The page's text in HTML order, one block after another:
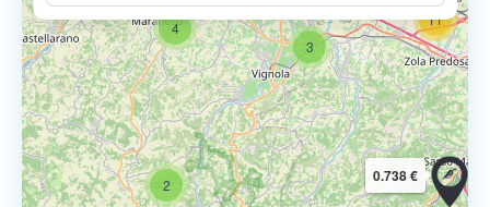
2
4
3
11
0.738 €